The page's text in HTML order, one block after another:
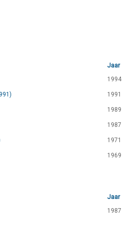
Jaar
1994
1991
1989
1987
1971
1969
Jaar
1987